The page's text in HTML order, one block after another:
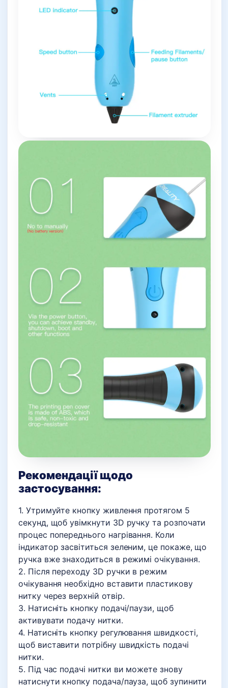
Рекомендації щодо
застосування:
1. Утримуйте кнопку живлення протягом 5
секунд, щоб увімкнути 3D ручку та розпочати
процес попереднього нагрівання. Коли
індикатор засвітиться зеленим, це покаже, що
ручка вже знаходиться в режимі очікування.
2. Після переходу 3D ручки в режим
очікування необхідно вставити пластикову
нитку через верхній отвір.
3. Натисніть кнопку подачі/паузи, щоб
активувати подачу нитки.
4. Натисніть кнопку регулювання швидкості,
щоб виставити потрібну швидкість подачі
нитки.
5. Під час подачі нитки ви можете знову
натиснути кнопку подача/пауза, щоб зупинити